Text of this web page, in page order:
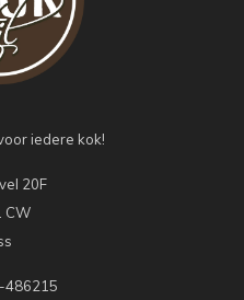
iedere kok!
20F
CW
486215